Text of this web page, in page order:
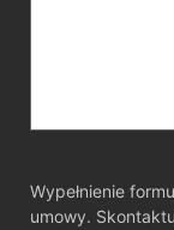
Wypełnienie
umowy.